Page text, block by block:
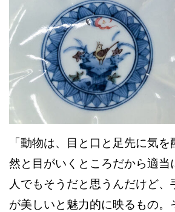
「動物は、目と口と足先に気
然と目がいくところだから適当
人でもそうだと思うんだけど
が美しいと魅力的に映るもの。